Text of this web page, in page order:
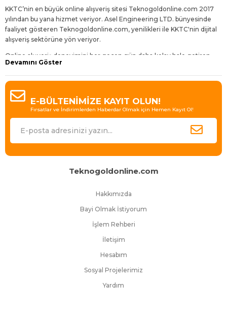
KKTC’nin en büyük online alışveriş sitesi Teknogoldonline.com 2017
yılından bu yana hizmet veriyor. Asel Engineering LTD. bünyesinde
faaliyet gösteren Teknogoldonline.com, yenilikleri ile KKTC'nin dijital
alışveriş sektörüne yön veriyor.
Online alışveriş deneyimini her geçen gün daha kolay hale getiren,
dijitalleşen dünyanın gereklerine uygun geliştirmelerle sunduğu
hizmetleri daha da avantajlı kılan Teknogoldonline.com,
ziyaretçilerine bol çeşit, uygun fiyat, hızlı teslimat ve sürpriz indirimler
sunuyor.
Bugün 30'dan fazla kategori içinde 4000'den fazla ürün çeşidi
gururunu yaşıyor.
KKTC’de e-ticaret deneyiminin standartlarını her geçen gün
Devamını Göster
E-BÜLTENİMİZE KAYIT OLUN!
Fırsatlar ve İndirimlerden Haberdar Olmak için Hemen Kayıt Ol!
Teknogoldonline.com
Hakkımızda
Bayi Olmak İstiyorum
İşlem Rehberi
İletişim
Hesabım
Sosyal Projelerimiz
Yardım